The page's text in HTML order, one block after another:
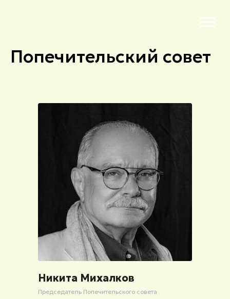
Попечительский совет
Никита Михалков
Председатель Попечительского совета